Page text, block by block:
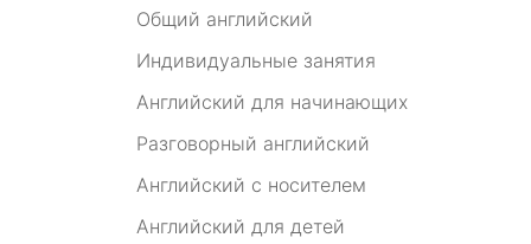
Общий английский
Индивидуальные занятия
Английский для начинающих
Разговорный английский
Английский с носителем
Английский для детей